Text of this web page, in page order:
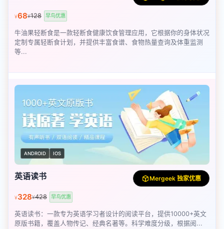
¥68¥128 早鸟优惠
牛油果轻断食是一款轻断食健康饮食管理应用，它根据你的身体状况
定制专属轻断食计划，并提供丰富食谱、食物热量查询及体重监测
等...
ANDROID IOS
英语读书 Mergeek 独家优惠
¥328¥428 早鸟优惠
英语读书：一款专为英语学习者设计的阅读平台，提供10000+英文
原版书籍，覆盖人物传记、经典名著等。科学难度分级，根据阅...